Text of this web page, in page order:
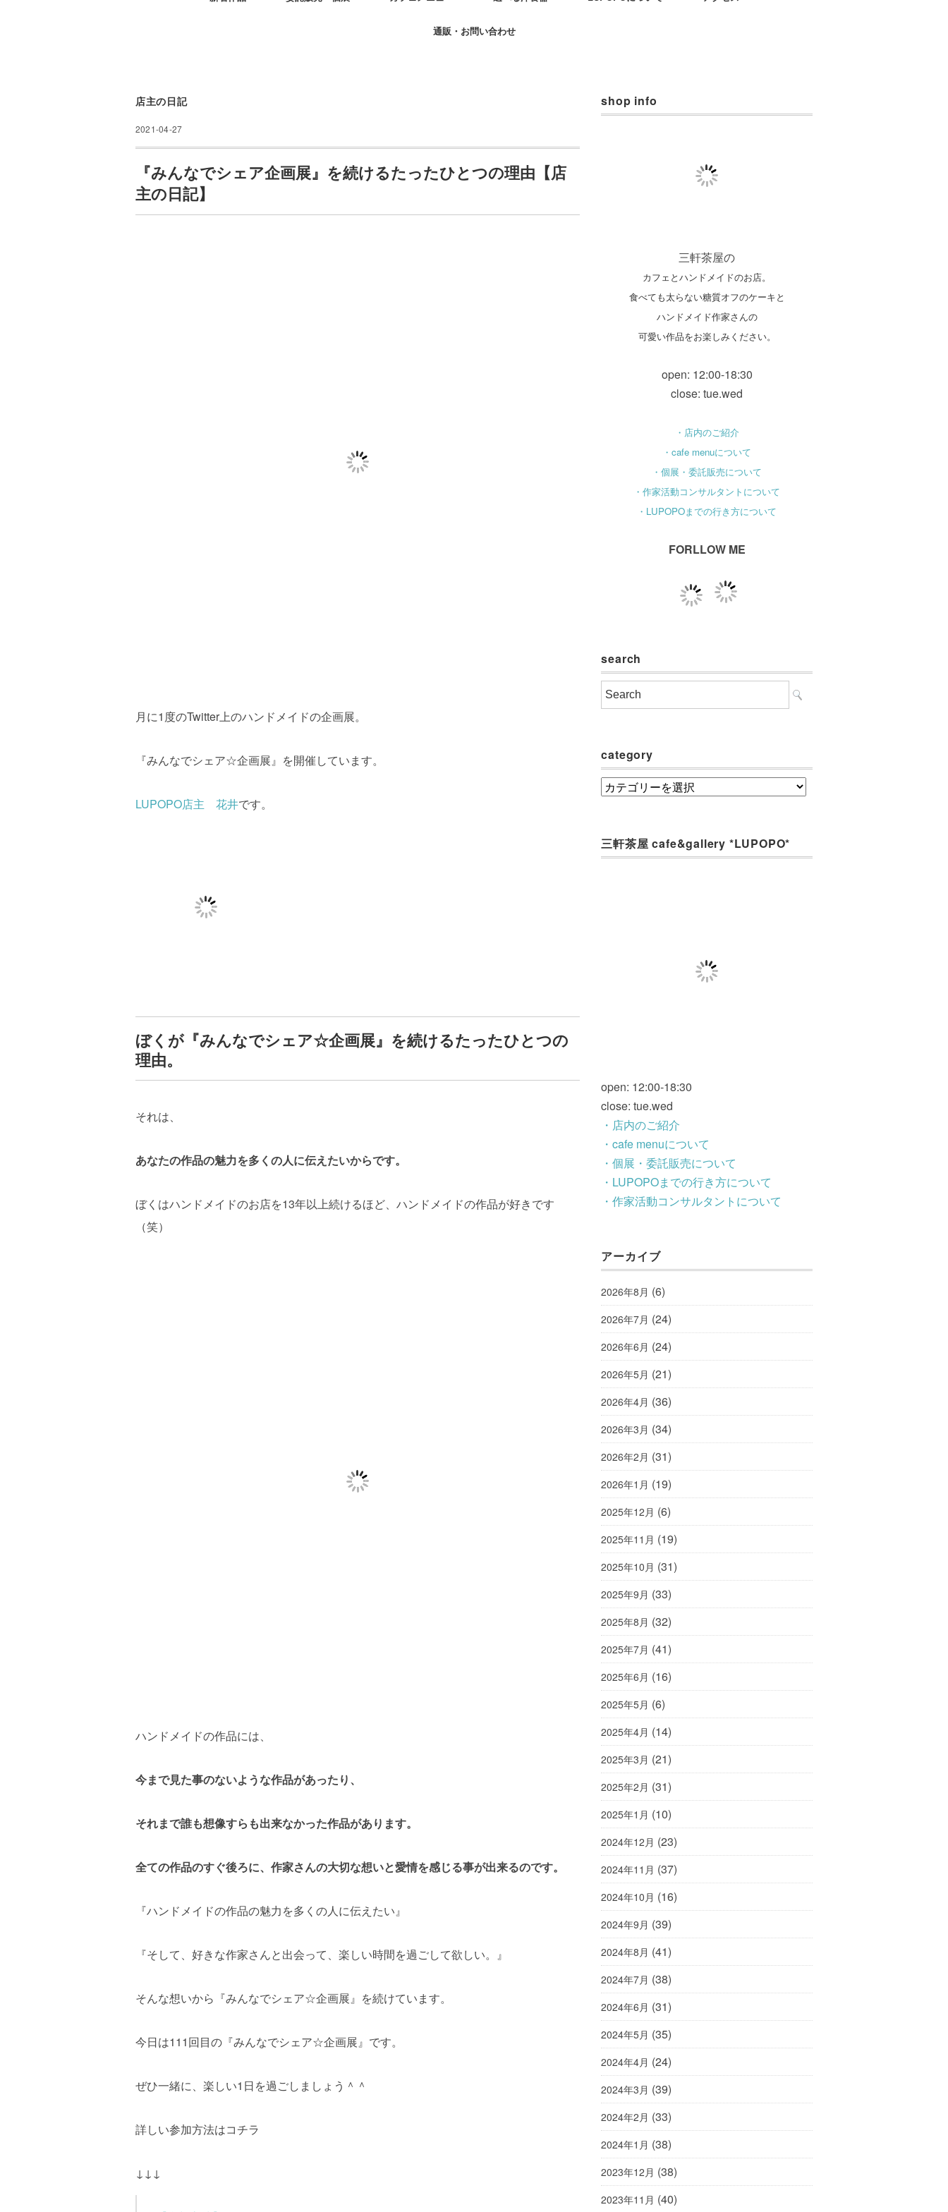
通販・お問い合わせ
店主の日記
2021-04-27
『みんなでシェア企画展』を続けるたったひとつの理由【店
主の日記】
月に1度のTwitter上のハンドメイドの企画展。
『みんなでシェア☆企画展』を開催しています。
LUPOPO店主 花井です。
ぼくが『みんなでシェア☆企画展』を続けるたったひとつの
理由。
それは、
あなたの作品の魅力を多くの人に伝えたいからです。
ぼくはハンドメイドのお店を13年以上続けるほど、ハンドメイドの作品が好きです
（笑）
ハンドメイドの作品には、
今まで見た事のないような作品があったり、
それまで誰も想像すらも出来なかった作品があります。
全ての作品のすぐ後ろに、作家さんの大切な想いと愛情を感じる事が出来るのです。
『ハンドメイドの作品の魅力を多くの人に伝えたい』
『そして、好きな作家さんと出会って、楽しい時間を過ごして欲しい。』
そんな想いから『みんなでシェア☆企画展』を続けています。
今日は111回目の『みんなでシェア☆企画展』です。
ぜひ一緒に、楽しい1日を過ごしましょう＾＾
詳しい参加方法はコチラ
↓↓↓
shop info
三軒茶屋の
カフェとハンドメイドのお店。
食べても太らない糖質オフのケーキと
ハンドメイド作家さんの
可愛い作品をお楽しみください。
open: 12:00-18:30
close: tue.wed
・店内のご紹介
・cafe menuについて
・個展・委託販売について
・作家活動コンサルタントについて
・LUPOPOまでの行き方について
FORLLOW ME
search
category
category
三軒茶屋 cafe&gallery *LUPOPO*
open: 12:00-18:30
close: tue.wed
・店内のご紹介
・cafe menuについて
・個展・委託販売について
・LUPOPOまでの行き方について
・作家活動コンサルタントについて
アーカイブ
2026年8月 (6)
2026年7月 (24)
2026年6月 (24)
2026年5月 (21)
2026年4月 (36)
2026年3月 (34)
2026年2月 (31)
2026年1月 (19)
2025年12月 (6)
2025年11月 (19)
2025年10月 (31)
2025年9月 (33)
2025年8月 (32)
2025年7月 (41)
2025年6月 (16)
2025年5月 (6)
2025年4月 (14)
2025年3月 (21)
2025年2月 (31)
2025年1月 (10)
2024年12月 (23)
2024年11月 (37)
2024年10月 (16)
2024年9月 (39)
2024年8月 (41)
2024年7月 (38)
2024年6月 (31)
2024年5月 (35)
2024年4月 (24)
2024年3月 (39)
2024年2月 (33)
2024年1月 (38)
2023年12月 (38)
2023年11月 (40)